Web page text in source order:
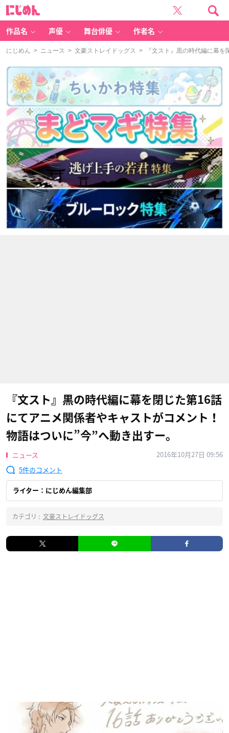
作品名 声優 舞台俳優 作者名
にじめん > ニュース > 文豪ストレイドッグス > 『文スト』黒の時代編に幕を
『文スト』黒の時代編に幕を閉じた第16話
にてアニメ関係者やキャストがコメント！
物語はついに”今”へ動き出すー。
ニュース
2016年10月27日 09:56
5
ライター：にじめん編集部
カテゴリ : 文豪ストレイドッグス